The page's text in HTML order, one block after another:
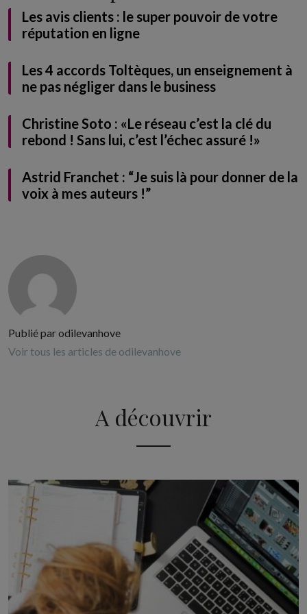
Les avis clients : le super pouvoir de votre
réputation en ligne
Les 4 accords Toltèques, un enseignement à
ne pas négliger dans le business
Christine Soto : «Le réseau c’est la clé du
rebond ! Sans lui, c’est l’échec assuré !»
Astrid Franchet : “Je suis là pour donner de la
voix à mes auteurs !”
Publié par odilevanhove
Voir tous les articles de odilevanhove
A découvrir